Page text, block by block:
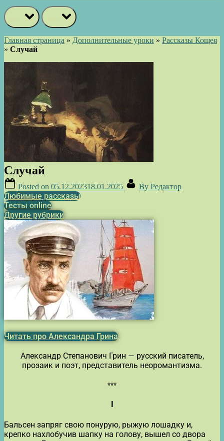
Главная страница » Дополнительные уроки » Рассказы Кощея
» Случай
Случай
Posted on 05.12.202318.01.2025 By Редактор
Любимые рассказы
Тесты online
Другие рубрики
Читать про Александра Грина
Александр Степанович Грин — русский писатель,
прозаик и поэт, представитель неоромантизма.
***
Бальсен запряг свою понурую, рыжую лошадку и,
крепко нахлобучив шапку на голову, вышел со двора